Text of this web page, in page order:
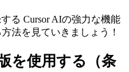
る Cursor AIの強力な機能
法を見ていきましょう！
を使用する（条